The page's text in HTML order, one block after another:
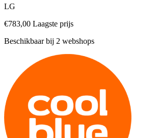
LG
€783,00 Laagste prijs
Beschikbaar bij 2 webshops